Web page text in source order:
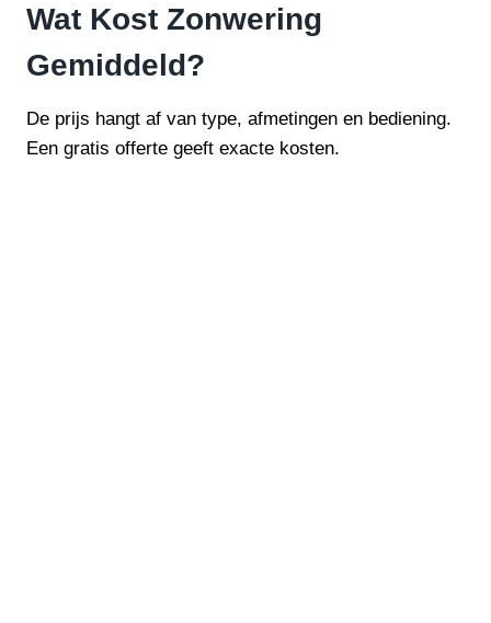
Wat Kost Zonwering
Gemiddeld?
De prijs hangt af van type, afmetingen en bediening.
Een gratis offerte geeft exacte kosten.